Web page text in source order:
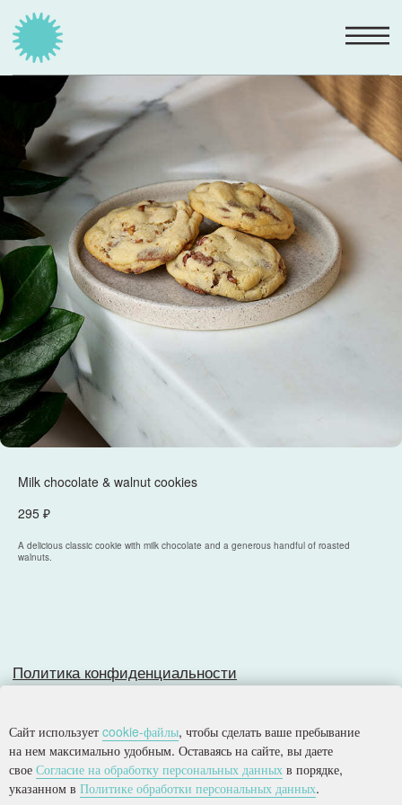
Milk chocolate & walnut cookies
295 ₽
A delicious classic cookie with milk chocolate and a generous handful of roasted
walnuts.
Политика конфиденциальности
Разработка сайта
Сайт использует cookie-файлы, чтобы сделать ваше пребывание
на нем максимально удобным. Оставаясь на сайте, вы даете
свое Согласие на обработку персональных данных в порядке,
указанном в Политике обработки персональных данных.